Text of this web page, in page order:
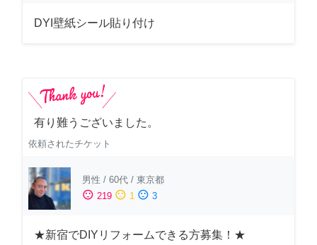
DYI壁紙シール貼り付け
有り難うございました。
依頼されたチケット
男性 / 60代 / 東京都
sentiment_satisfied 219 sentiment_neutral 1 sentiment_dissatisfied 3
★新宿でDIYリフォームできる方募集！★